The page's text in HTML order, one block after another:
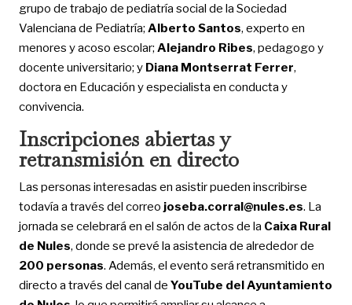
grupo de trabajo de pediatría social de la Sociedad
Valenciana de Pediatría; Alberto Santos, experto en
menores y acoso escolar; Alejandro Ribes, pedagogo y
docente universitario; y Diana Montserrat Ferrer,
doctora en Educación y especialista en conducta y
convivencia.
Inscripciones abiertas y
retransmisión en directo
Las personas interesadas en asistir pueden inscribirse
todavía a través del correo joseba.corral@nules.es. La
jornada se celebrará en el salón de actos de la Caixa Rural
de Nules, donde se prevé la asistencia de alrededor de
200 personas. Además, el evento será retransmitido en
directo a través del canal de YouTube del Ayuntamiento